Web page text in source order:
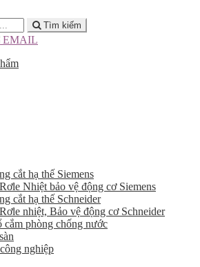
Tìm kiếm
EMAIL
cắt hạ thế Siemens
Nhiệt bảo vệ động cơ Siemens
cắt hạ thế Schneider
nhiệt, Bảo vệ động cơ Schneider
cắm phòng chống nước
nghiệp